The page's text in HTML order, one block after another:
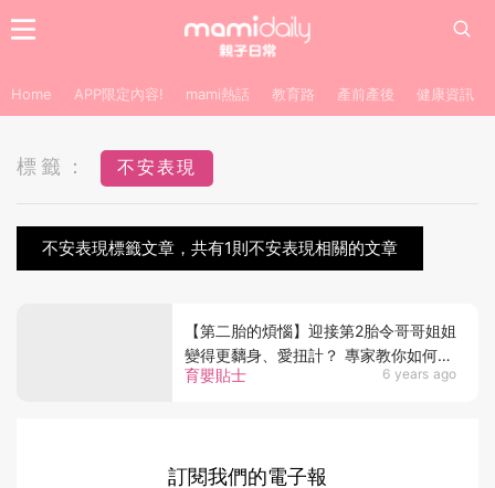
Home APP限定內容! mami熱話 教育路 產前產後 健康資訊
標籤： 不安表現
不安表現標籤文章，共有1則不安表現相關的文章
育嬰貼士 6 years ago
【第二胎的煩惱】迎接第2胎令哥哥姐姐
變得更黐身、愛扭計？ 專家教你如何減
輕孩子不安感
訂閱我們的電子報